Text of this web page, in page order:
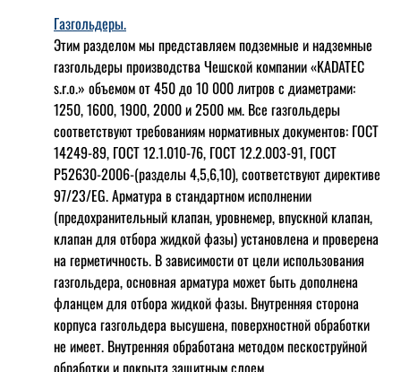
Газгольдеры.
Этим разделом мы представляем подземные и надземные
газгольдеры производства Чешской компании «KADATEC
s.r.o.» объемом от 450 до 10 000 литров с диаметрами:
1250, 1600, 1900, 2000 и 2500 мм. Все газгольдеры
соответствуют требованиям нормативных документов: ГОСТ
14249-89, ГОСТ 12.1.010-76, ГОСТ 12.2.003-91, ГОСТ
Р52630-2006-(разделы 4,5,6,10), соответствуют директиве
97/23/EG. Арматура в стандартном исполнении
(предохранительный клапан, уровнемер, впускной клапан,
клапан для отбора жидкой фазы) установлена и проверена
на герметичность. В зависимости от цели использования
газгольдера, основная арматура может быть дополнена
фланцем для отбора жидкой фазы. Внутренняя сторона
корпуса газгольдера высушена, поверхностной обработки
не имеет. Внутренняя обработана методом пескоструйной
обработки и покрыта защитным слоем.